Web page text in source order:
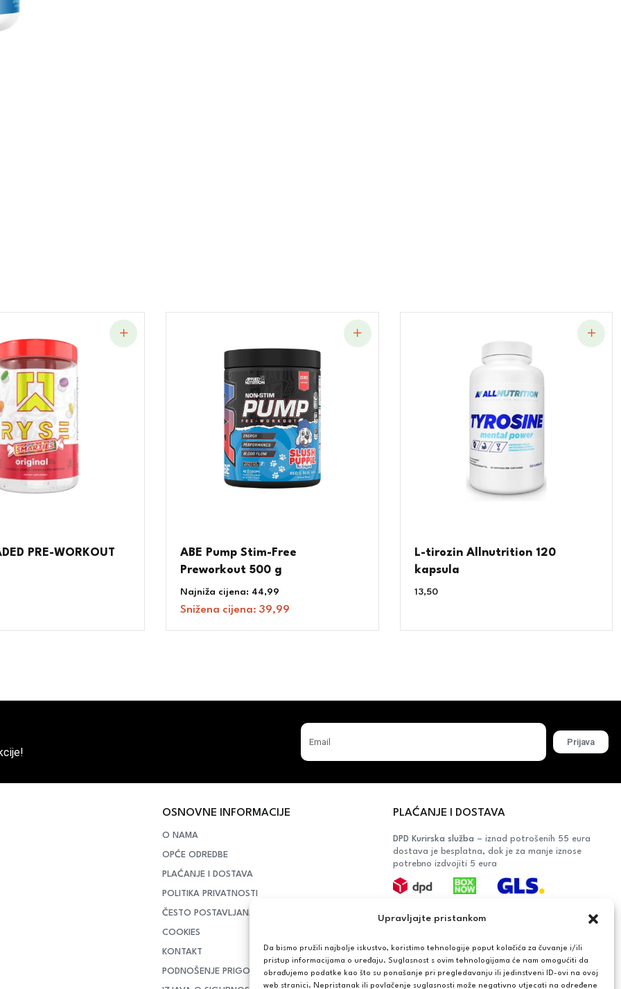
Upravljajte pristankom
Da bismo pružili najbolje iskustvo, koristimo tehnologije poput kolačića za čuvanje i/ili
pristup informacijama o uređaju. Suglasnost s ovim tehnologijama će nam omogućiti da
obrađujemo podatke kao što su ponašanje pri pregledavanju ili jedinstveni ID-ovi na ovoj
web stranici. Nepristanak ili povlačenje suglasnosti može negativno utjecati na određene
PRE-WORKOUT
ABE Pump Stim-Free
Preworkout 500 g
Najniža cijena: 44,99
Snižena cijena: 39,99
L-tirozin Allnutrition 120
kapsula
13,50
Prijava
OSNOVNE INFORMACIJE
O NAMA
OPĆE ODREDBE
PLAĆANJE I DOSTAVA
POLITIKA PRIVATNOSTI
ČESTO POSTAVLJANA PITANJA
COOKIES
KONTAKT
PODNOŠENJE PRIGOVORA POTROŠAČA
PLAĆANJE I DOSTAVA
DPD Kurirska služba – iznad potrošenih 55 eura
dostava je besplatna, dok je za manje iznose
potrebno izdvojiti 5 eura
Bankovna transakcija, plaćanje prilikom